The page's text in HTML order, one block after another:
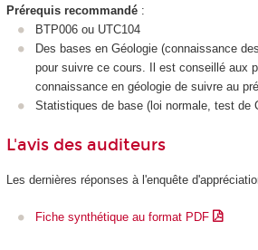
Prérequis recommandé:
BTP006 ou UTC104
Des bases en Géologie (connaissance
pour suivre ce cours. Il est conseillé aux
connaissance en géologie de suivre au
Statistiques de base (loi normale, test de
L'avis des auditeurs
Les dernières réponses à l'enquête
Fiche synthétique au format PDF